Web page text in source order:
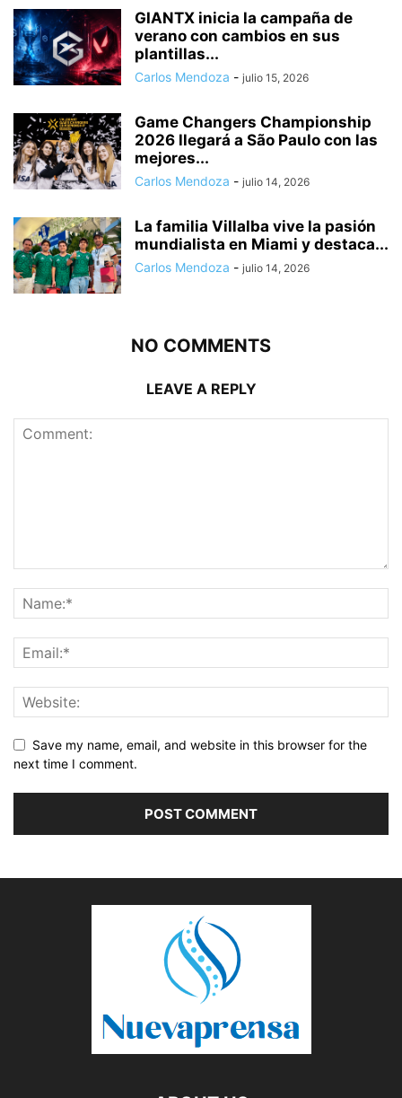
GIANTX inicia la campaña de
verano con cambios en sus
plantillas...
Carlos Mendoza - julio 15, 2026
Game Changers Championship
2026 llegará a São Paulo con las
mejores...
Carlos Mendoza - julio 14, 2026
La familia Villalba vive la pasión
mundialista en Miami y destaca...
Carlos Mendoza - julio 14, 2026
NO COMMENTS
LEAVE A REPLY
Save my name, email, and website in this browser for the
next time I comment.